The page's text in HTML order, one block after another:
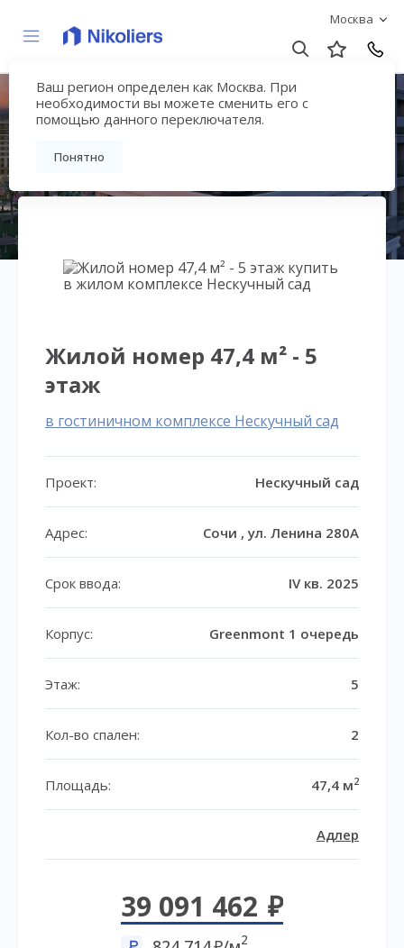
Москва
Ваш регион определен как Москва. При
необходимости вы можете сменить его с
помощью данного переключателя.
Понятно
Нескучный сад
Вернуться на страницу гостиничного
Жилой номер 47,4 м² - 5
этаж
в гостиничном комплексе Нескучный сад
Проект: Нескучный сад
Адрес: Сочи , ул. Ленина 280А
Срок ввода: IV кв. 2025
Корпус: Greenmont 1 очередь
Этаж: 5
Кол-во спален: 2
Площадь: 47,4 м2
Адлер
39 091 462
2